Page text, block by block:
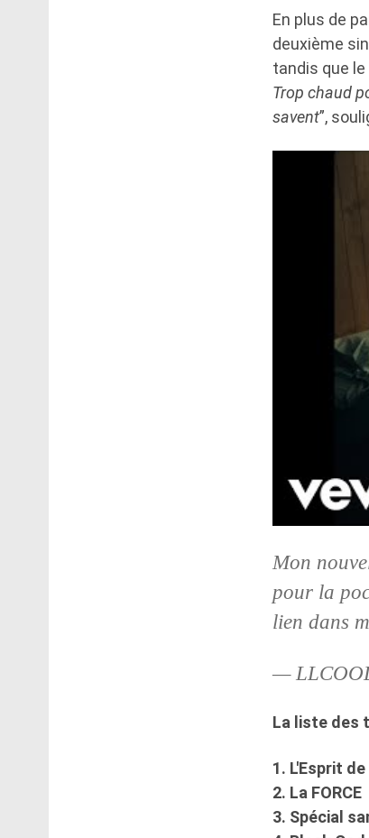
En plus de
deuxième
tandis que le
Trop chaud
savent”,
Mon
pour la
lien dans
—
La liste des
1. L'Esprit
2. La FORCE
3. Spécial